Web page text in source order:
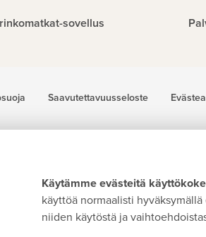
sovellus
Saavutettavuusseloste
Käytämme evästeitä
käyttöä normaalisti
niiden käytöstä ja